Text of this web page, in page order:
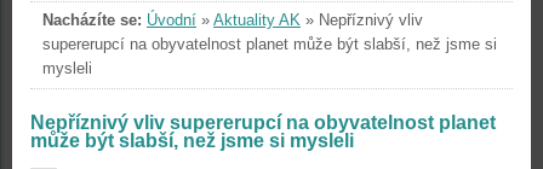
Nacházíte se: Úvodní » Aktuality AK » Nepříznivý vliv
supererupcí na obyvatelnost planet může být slabší, než jsme si
mysleli
Nepříznivý vliv supererupcí na obyvatelnost planet
může být slabší, než jsme si mysleli